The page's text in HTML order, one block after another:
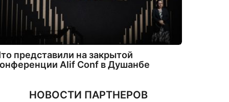
представили на закрытой
Alif Conf в Душанбе
НОВОСТИ ПАРТНЕРОВ